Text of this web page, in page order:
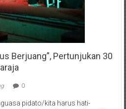
Berjuang”, Pertunjukan 30
0
pidato/kita harus hati-